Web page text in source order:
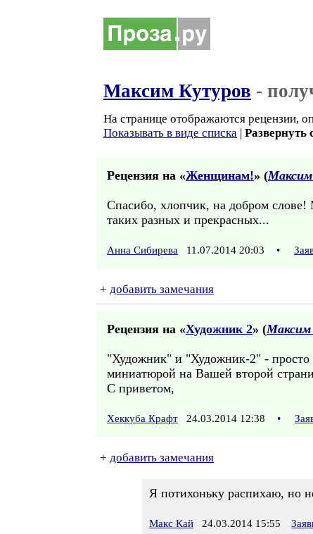
Максим Кутуров -
На странице отображаются рецензии,
Показывать в виде списка | Развернуть
Рецензия на «Женщинам!» (
Спасибо, хлопчик, на добром
таких разных и прекрасных...
Анна Сибирева 11.07.2014 20:03 •
+ добавить замечания
Рецензия на «Художник 2» (Максим
"Художник" и "Художник-2" - просто
миниатюрой на Вашей второй
С приветом,
Хеккуба Крафт 24.03.2014 12:38 •
+ добавить замечания
Я потихоньку распихаю, но
Макс Кай 24.03.2014 15:55